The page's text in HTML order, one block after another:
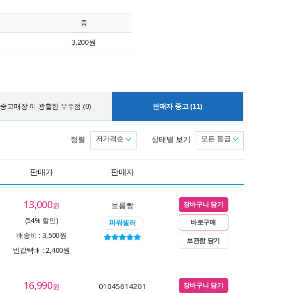
중
3,200원
중고매장 이 광활한 우주점 (0) 판매자 중고 (11)
상태별 보기 모든 등급
정렬 저가격순
판매가 판매자
13,000원
(54% 할인)
배송비 : 3,500원
반값택배 : 2,400원
보름빵
파워셀러
장바구니 담기
바로구매
보관함 담기
16,990원
01045614201 장바구니 담기